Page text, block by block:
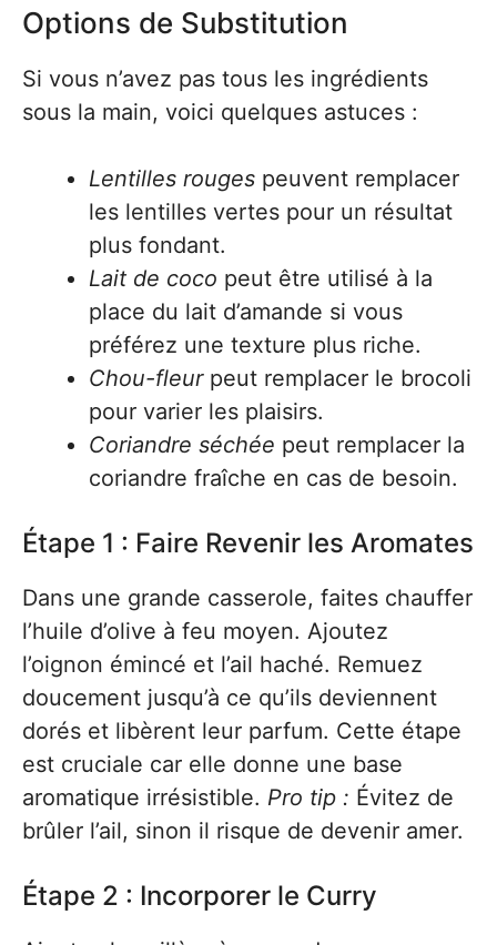
Options de Substitution
Si vous n’avez pas tous les ingrédients
sous la main, voici quelques astuces :
Lentilles rouges peuvent remplacer
les lentilles vertes pour un résultat
plus fondant.
Lait de coco peut être utilisé à la
place du lait d’amande si vous
préférez une texture plus riche.
Chou-fleurpeut remplacer le brocoli
pour varier les plaisirs.
Coriandre séchée peut remplacer la
coriandre fraîche en cas de besoin.
Étape 1 : Faire Revenir les Aromates
Dans une grande casserole, faites chauffer
l’huile d’olive à feu moyen. Ajoutez
l’oignon émincé et l’ail haché. Remuez
doucement jusqu’à ce qu’ils deviennent
dorés et libèrent leur parfum. Cette étape
est cruciale car elle donne une base
aromatique irrésistible. Pro tip : Évitez de
brûler l’ail, sinon il risque de devenir amer.
Étape 2 : Incorporer le Curry